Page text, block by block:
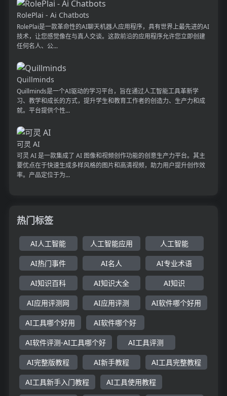
RolePlai - Ai Chatbots
RolePlai是一款革命性的AI聊天机器人应用程序，具有世界上最先进的AI
技术，让您感觉像在与真人交谈。这款前沿的应用程序允许您立即创建
任何名人、公...
Quillminds
Quillminds是一个AI驱动的学习平台，旨在通过人工智能工具革新学
习、教学和成长的方式，提升学生和教育工作者的创造力、生产力和成
就。平台提供个性...
可灵 AI
可灵 AI 是一款集成了 AI 图像和视频创作功能的创意生产力平台。其主
要优点在于快速生成多样风格的图片和高清视频，助力用户提升创作效
率。产品定位于为...
热门标签
AI人工智能 人工智能应用 人工智能
AI热门事件 AI名人 AI专业术语
AI知识百科 AI知识大全 AI知识
AI应用评测网 AI应用评测 AI软件哪个好用
AI工具哪个好用 AI软件哪个好
AI软件评测-AI工具哪个好 AI工具评测
AI完整版教程 AI新手教程 AI工具完整教程
AI工具新手入门教程 AI工具使用教程